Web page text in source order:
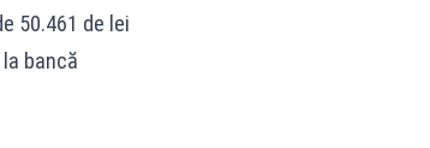
50.461 de lei
bancă